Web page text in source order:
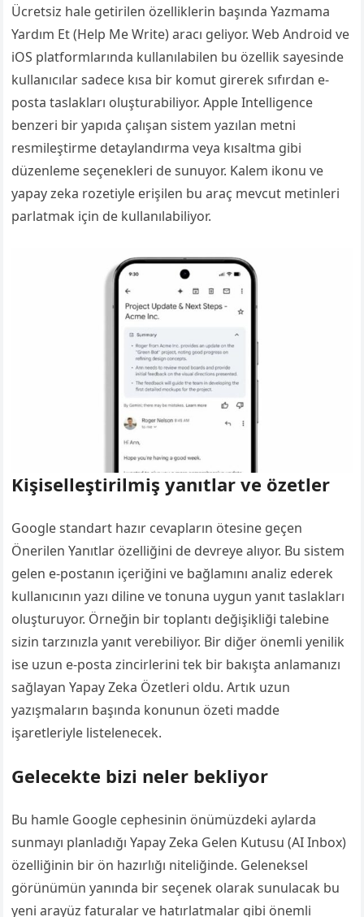
Ücretsiz hale getirilen özelliklerin başında Yazmama
Yardım Et (Help Me Write) aracı geliyor. Web Android ve
iOS platformlarında kullanılabilen bu özellik sayesinde
kullanıcılar sadece kısa bir komut girerek sıfırdan e-
posta taslakları oluşturabiliyor. Apple Intelligence
benzeri bir yapıda çalışan sistem yazılan metni
resmileştirme detaylandırma veya kısaltma gibi
düzenleme seçenekleri de sunuyor. Kalem ikonu ve
yapay zeka rozetiyle erişilen bu araç mevcut metinleri
parlatmak için de kullanılabiliyor.
Kişiselleştirilmiş yanıtlar ve özetler
Google standart hazır cevapların ötesine geçen
Önerilen Yanıtlar özelliğini de devreye alıyor. Bu sistem
gelen e-postanın içeriğini ve bağlamını analiz ederek
kullanıcının yazı diline ve tonuna uygun yanıt taslakları
oluşturuyor. Örneğin bir toplantı değişikliği talebine
sizin tarzınızla yanıt verebiliyor. Bir diğer önemli yenilik
ise uzun e-posta zincirlerini tek bir bakışta anlamanızı
sağlayan Yapay Zeka Özetleri oldu. Artık uzun
yazışmaların başında konunun özeti madde
işaretleriyle listelenecek.
Gelecekte bizi neler bekliyor
Bu hamle Google cephesinin önümüzdeki aylarda
sunmayı planladığı Yapay Zeka Gelen Kutusu (AI Inbox)
özelliğinin bir ön hazırlığı niteliğinde. Geleneksel
görünümün yanında bir seçenek olarak sunulacak bu
yeni arayüz faturalar ve hatırlatmalar gibi önemli